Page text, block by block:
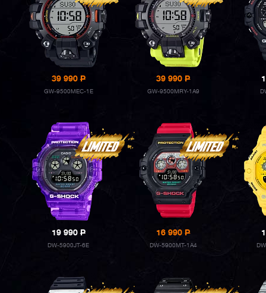
39 990P
GW-9500MEC-1E
39 990P
GW-9500MRY-1A9
19 990P
DW-5900JT-6E
16 990P
DW-5900MT-1A4